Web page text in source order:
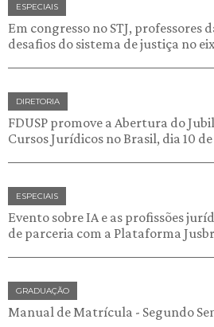
ESPECIAIS
Em congresso no STJ, professores
desafios do sistema de justiça no
DIRETORIA
FDUSP promove a Abertura do
Cursos Jurídicos no Brasil, dia 10
ESPECIAIS
Evento sobre IA e as profissões
de parceria com a Plataforma
GRADUAÇÃO
Manual de Matrícula - Segundo